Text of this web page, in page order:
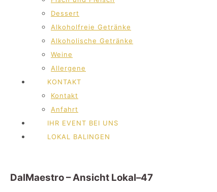
Dessert
Alkoholfreie Getränke
Alkoholische Getränke
Weine
Allergene
KONTAKT
Kontakt
Anfahrt
IHR EVENT BEI UNS
LOKAL BALINGEN
DalMaestro – Ansicht Lokal–47